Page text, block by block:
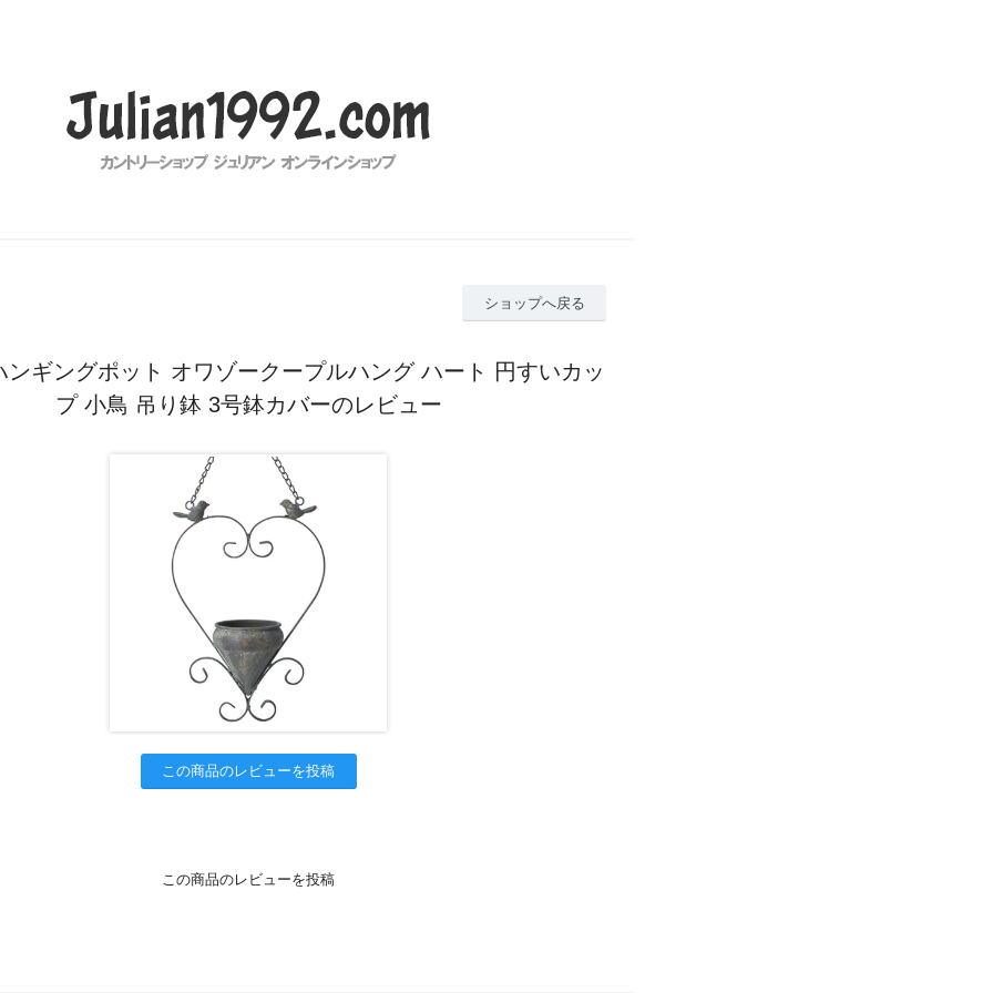
ショップへ戻る
ンギングポット オワゾークープルハング ハート 円すいカッ
プ 小鳥 吊り鉢 3号鉢カバーのレビュー
この商品のレビューを投稿
この商品のレビューを投稿